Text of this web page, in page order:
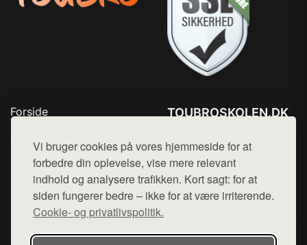
Vi bruger cookies på vores hjemmeside for at
forbedre din oplevelse, vise mere relevant
indhold og analysere trafikken. Kort sagt: for at
siden fungerer bedre – ikke for at være irriterende.
Cookie- og privatlivspolitik.
Forside
Top Rabatter
Blog
Kontakt
TOUBROSKOLEN.DK
Mail: hej@want.dk
Cookie- og privatlivspolitik